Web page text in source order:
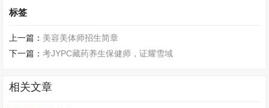
标签
上一篇： 美容美体师招生简章
下一篇：考JYPC藏药养生保健师，证耀雪域
相关文章